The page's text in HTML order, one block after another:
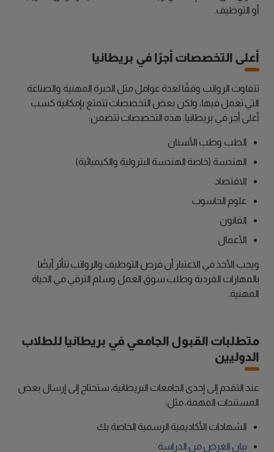
أو التوظيف.
أعلى التخصصات أجرًا في بريطانيا
تتفاوت الرواتب وفقًا لعدة عوامل مثل الخبرة المهنية والصناعة
التي تعمل فيها، ولكن بعض التخصصات تتمتع بإمكانية كسب
أعلى أجر في بريطانيا. هذه التخصصات تتضمن:
الطب وطب الأسنان
الهندسة (خاصة الهندسة البترولية والكيميائية)
الاقتصاد
علوم الحاسوب
القانون
الأعمال
ويجب الأخذ في الاعتبار أن فرص التوظيف والرواتب تتأثر أيضًا
بالمهارات الفردية وطلب سوق العمل وسلم الترقي في الحياة
المهنية.
متطلبات القبول الجامعي في بريطانيا للطلاب
الدوليين
عند التقدم إلى إحدى الجامعات البريطانية، ستحتاج إلى إرسال بعض
المستندات المهمة، مثل:
الشهادات الأكاديمية الرسمية الخاصة بك
بيان الغرض من الدراسة